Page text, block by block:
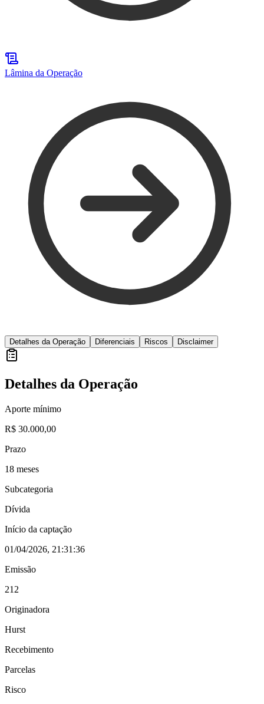
Lâmina da Operação
Detalhes da Operação Diferenciais Riscos Disclaimer
Detalhes da Operação
Aporte mínimo
R$ 30.000,00
Prazo
18 meses
Subcategoria
Dívida
Início da captação
01/04/2026, 21:31:36
Emissão
212
Originadora
Hurst
Recebimento
Parcelas
Risco